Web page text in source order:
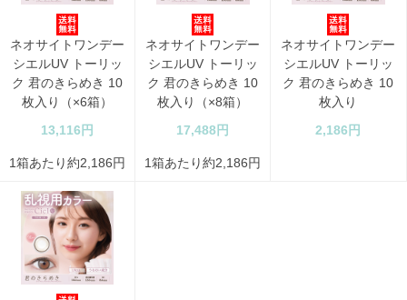
ネオサイトワンデー
シエルUV トーリッ
ク 君のきらめき 10
枚入り（×6箱）
13,116円
1箱あたり約2,186円
ネオサイトワンデー
シエルUV トーリッ
ク 君のきらめき 10
枚入り（×8箱）
17,488円
1箱あたり約2,186円
ネオサイトワンデー
シエルUV トーリッ
ク 君のきらめき 10
枚入り
2,186円